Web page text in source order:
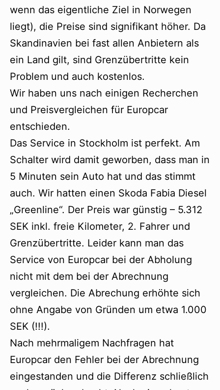
wenn das eigentliche Ziel in Norwegen
liegt), die Preise sind signifikant höher. Da
Skandinavien bei fast allen Anbietern als
ein Land gilt, sind Grenzübertritte kein
Problem und auch kostenlos.
Wir haben uns nach einigen Recherchen
und Preisvergleichen für Europcar
entschieden.
Das Service in Stockholm ist perfekt. Am
Schalter wird damit geworben, dass man in
5 Minuten sein Auto hat und das stimmt
auch. Wir hatten einen Skoda Fabia Diesel
„Greenline“. Der Preis war günstig – 5.312
SEK inkl. freie Kilometer, 2. Fahrer und
Grenzübertritte. Leider kann man das
Service von Europcar bei der Abholung
nicht mit dem bei der Abrechnung
vergleichen. Die Abrechung erhöhte sich
ohne Angabe von Gründen um etwa 1.000
SEK (!!!).
Nach mehrmaligem Nachfragen hat
Europcar den Fehler bei der Abrechnung
eingestanden und die Differenz schließlich